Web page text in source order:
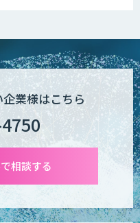
Partner | AX
コンシェルジュ
業様はこちら
相談する